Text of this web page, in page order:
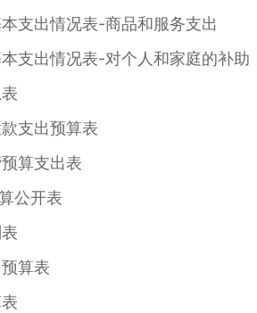
出情况表-商品和服务支出
出情况表-对个人和家庭的补助
支出预算表
算支出表
公开表
算表